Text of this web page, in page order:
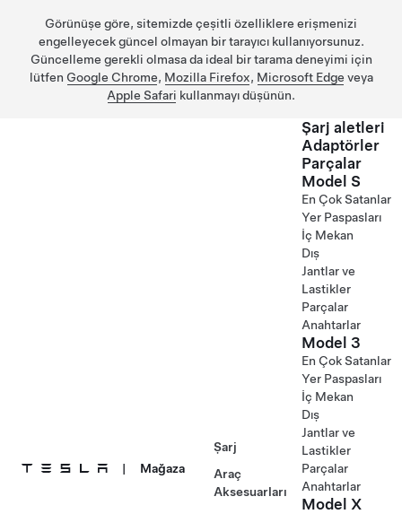
Görünüşe göre, sitemizde çeşitli özelliklere erişmenizi
engelleyecek güncel olmayan bir tarayıcı kullanıyorsunuz.
Güncelleme gerekli olmasa da ideal bir tarama deneyimi için
lütfen Google Chrome, Mozilla Firefox, Microsoft Edge veya
Apple Safari kullanmayı düşünün.
| Mağaza
Şarj
Araç
Aksesuarları
Şarj aletleri
Adaptörler
Parçalar
Model S
En Çok Satanlar
Yer Paspasları
İç Mekan
Dış
Jantlar ve
Lastikler
Parçalar
Anahtarlar
Model 3
En Çok Satanlar
Yer Paspasları
İç Mekan
Dış
Jantlar ve
Lastikler
Parçalar
Anahtarlar
Model X